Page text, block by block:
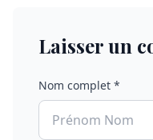
Laisser un
Nom complet *